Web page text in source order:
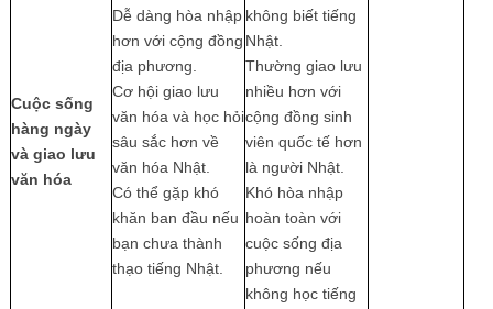
Cuộc sống
hàng ngày
và giao lưu
văn hóa
Dễ dàng hòa nhập
hơn với cộng đồng
địa phương.
Cơ hội giao lưu
văn hóa và học hỏi
sâu sắc hơn về
văn hóa Nhật.
Có thể gặp khó
khăn ban đầu nếu
bạn chưa thành
thạo tiếng Nhật.
không biết tiếng
Nhật.
Thường giao lưu
nhiều hơn với
cộng đồng sinh
viên quốc tế hơn
là người Nhật.
Khó hòa nhập
hoàn toàn với
cuộc sống địa
phương nếu
không học tiếng